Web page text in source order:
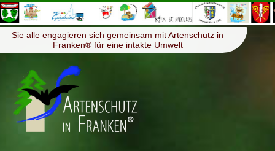
Menü ≡
Sie alle engagieren sich gemeinsam mit Artenschutz in
Franken® für eine intakte Umwelt